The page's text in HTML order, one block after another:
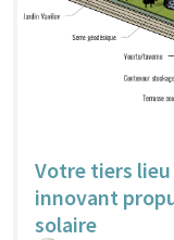
Votre tiers
innovant
solaire